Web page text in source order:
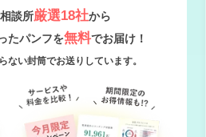
談所厳選18社から
たパンフを無料でお届け！
ない封筒でお送りしています。